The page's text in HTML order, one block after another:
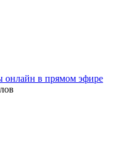
онлайн в прямом эфире